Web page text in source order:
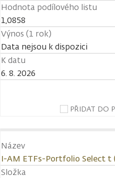
Hodnota podílového listu
1,0858
Výnos (1 rok)
Data nejsou k dispozici
K datu
6. 8. 2026
PŘIDAT DO
Název
I-AM ETFs-Portfolio Select t
Složka